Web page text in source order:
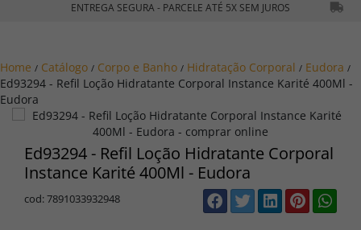
ENTREGA SEGURA - PARCELE ATÉ 5X SEM JUROS
Home / Catálogo / Corpo e Banho / Hidratação Corporal / Eudora /
Ed93294 - Refil Loção Hidratante Corporal Instance Karité 400Ml -
Eudora
Ed93294 - Refil Loção Hidratante Corporal
Instance Karité 400Ml - Eudora
cod: 7891033932948